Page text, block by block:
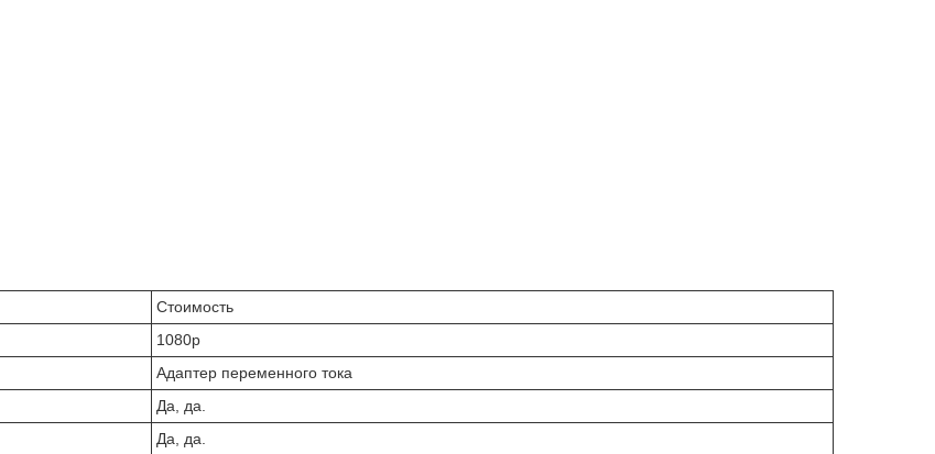
Стоимость
1080p
Адаптер переменного тока
Да, да.
Да, да.